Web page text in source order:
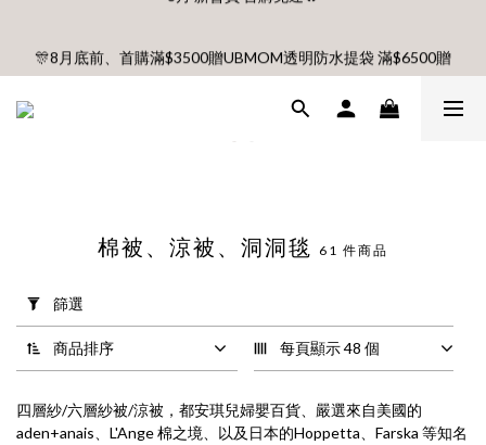
Disney輕量摺疊椅(不累贈)🎊
Disney輕量摺疊椅(不累贈)🎊
【村却國際溫泉酒店】指定平日免加價升等雙面景觀客房
🎊8月底前、首購滿$3500贈UBMOM透明防水提袋 滿$6500贈
篩
選
(0/20)
價格
(NT$)
棉被、涼被、洞洞毯 61 件商品
篩選
商品排序 每頁顯示 48 個
四層紗/六層紗被/涼被，都安琪兒婦嬰百貨、嚴選來自美國的
aden+anais、L'Ange 棉之境、以及日本的Hoppetta、Farska 等知名